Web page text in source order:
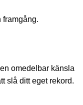
framgång.
omedelbar känsla
slå ditt eget rekord.